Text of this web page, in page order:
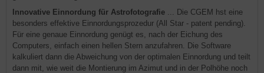
Innovative Einnordung für Astrofotografie ... Die CGEM hst eine
besonders effektive Einnordungsprozedur (All Star - patent pending).
Für eine genaue Einnordung genügt es, nach der Eichung des
Computers, einfach einen hellen Stern anzufahren. Die Software
kalkuliert dann die Abweichung von der optimalen Einnordung und teilt
dann mit, wie weit die Montierung im Azimut und in der Polhöhe noch